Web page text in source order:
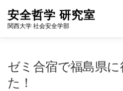
安全哲学 研究室
関西大学 社会安全学部
ゼミ合宿で福島県
た！